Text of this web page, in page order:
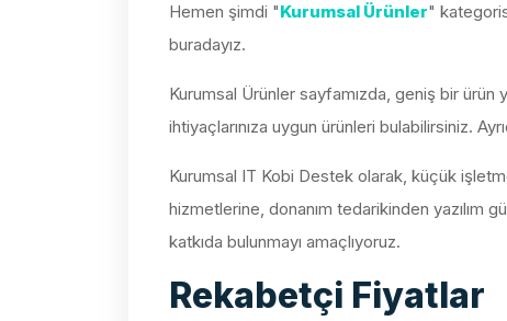
Hemen şimdi "Kurumsal Ürünler"
buradayız.
Kurumsal Ürünler sayfamızda, geniş bir ürün
ihtiyaçlarınıza uygun ürünleri bulabilirsiniz.
Kurumsal IT Kobi Destek olarak, küçük
hizmetlerine, donanım tedarikinden
katkıda bulunmayı amaçlıyoruz.
Rekabetçi Fiyatlar